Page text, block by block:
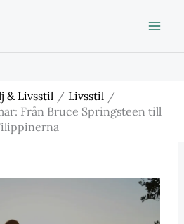
& Livsstil
Livsstil
Från Bruce Springsteen till